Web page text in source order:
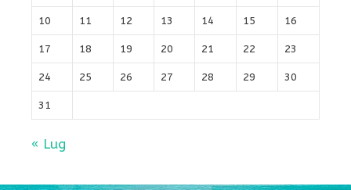
10 11 12 13 14 15 16
17 18 19 20 21 22 23
24 25 26 27 28 29 30
31
« Lug